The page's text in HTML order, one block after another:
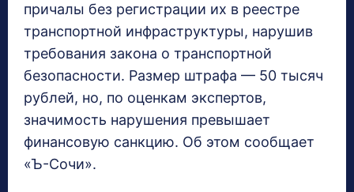
причалы без регистрации их в реестре
транспортной инфраструктуры, нарушив
требования закона о транспортной
безопасности. Размер штрафа — 50 тысяч
рублей, но, по оценкам экспертов,
значимость нарушения превышает
финансовую санкцию. Об этом сообщает
«Ъ-Сочи».